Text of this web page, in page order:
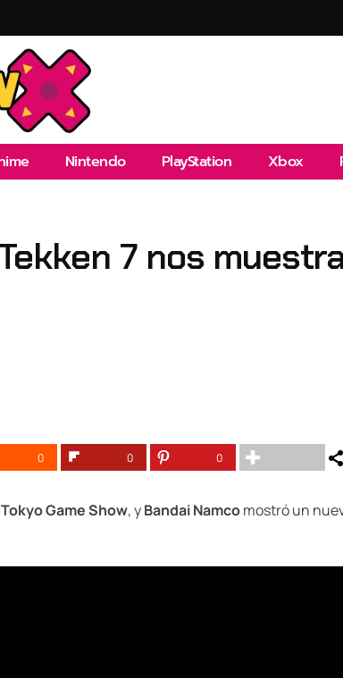
Nintendo PlayStation Xbox
7 nos
0 0 0
Tokyo Game Show, yBandai Namcomostró un